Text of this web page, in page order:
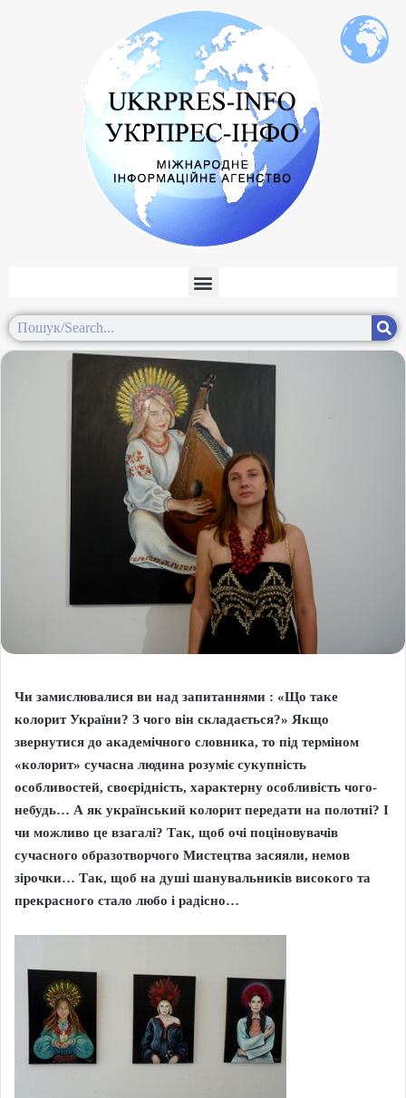
Чи замислювалися ви над запитаннями : «Що таке
колорит України? З чого він складається?» Якщо
звернутися до академічного словника, то під терміном
«колорит» сучасна людина розуміє сукупність
особливостей, своєрідність, характерну особливість чого-
небудь… А як український колорит передати на полотні? І
чи можливо це взагалі? Так, щоб очі поціновувачів
сучасного образотворчого Мистецтва засяяли, немов
зірочки… Так, щоб на душі шанувальників високого та
прекрасного стало любо і радісно…